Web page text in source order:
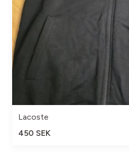
Lacoste
450 SEK